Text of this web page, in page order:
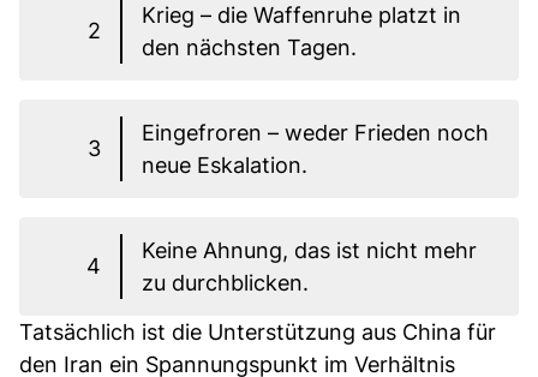
2
Krieg – die Waffenruhe platzt in
den nächsten Tagen.
3
Eingefroren – weder Frieden noch
neue Eskalation.
4
Keine Ahnung, das ist nicht mehr
zu durchblicken.
Tatsächlich ist die Unterstützung aus China für
den Iran ein Spannungspunkt im Verhältnis